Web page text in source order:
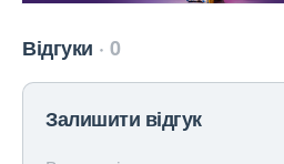
Відгуки 0
Залишити відгук